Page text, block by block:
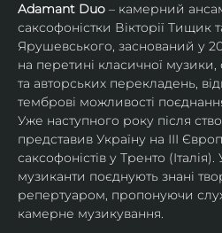
Adamant Duo – камерний
саксофоністки Вікторії Тищик
Ярушевського, заснований у
на перетині класичної
та авторських перекладень,
темброві можливості
Уже наступного року після
представив Україну на ІІІ
саксофоністів у Тренто
музиканти поєднують знані
репертуаром, пропонуючи
камерне музикування.